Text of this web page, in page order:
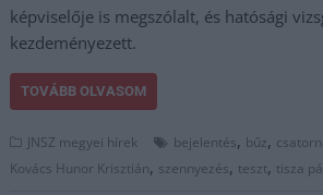
képviselője is megszólalt, és hatósági
kezdeményezett.
TOVÁBB OLVASOM
JNSZ megyei hírek bejelentés, bűz,
Kovács Hunor Krisztián, szennyezés, teszt, tisza